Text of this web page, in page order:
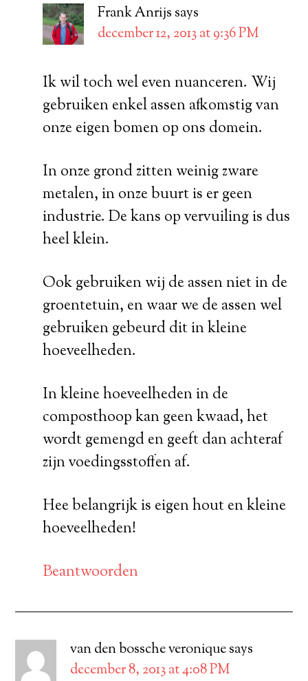
Frank Anrijs says
december 12, 2013 at 9:36 PM
Ik wil toch wel even nuanceren. Wij
gebruiken enkel assen afkomstig van
onze eigen bomen op ons domein.
In onze grond zitten weinig zware
metalen, in onze buurt is er geen
industrie. De kans op vervuiling is dus
heel klein.
Ook gebruiken wij de assen niet in de
groentetuin, en waar we de assen wel
gebruiken gebeurd dit in kleine
hoeveelheden.
In kleine hoeveelheden in de
composthoop kan geen kwaad, het
wordt gemengd en geeft dan achteraf
zijn voedingsstoffen af.
Hee belangrijk is eigen hout en kleine
hoeveelheden!
Beantwoorden
van den bossche veroniquesays
december 8, 2013 at 4:08 PM